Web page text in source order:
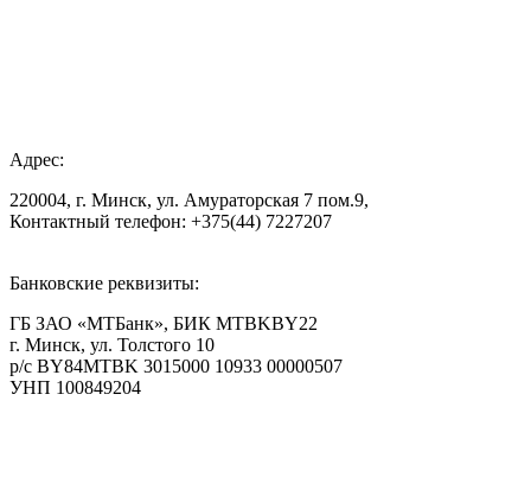
Адрес:
220004, г. Минск, ул. Амураторская 7 пом.9,
Контактный телефон: +375(44) 7227207
Банковские реквизиты:
ГБ ЗАО «МТБанк», БИК MTBKBY22
г. Минск, ул. Толстого 10
р/с BY84MTBK 3015000 10933 00000507
УНП 100849204